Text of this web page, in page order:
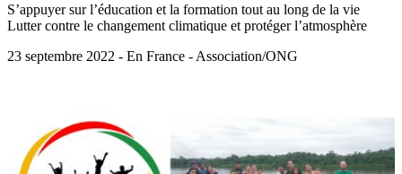
S’appuyer sur l’éducation et la formation tout au long de la vie
Lutter contre le changement climatique et protéger l’atmosphère
23 septembre 2022 - En France - Association/ONG